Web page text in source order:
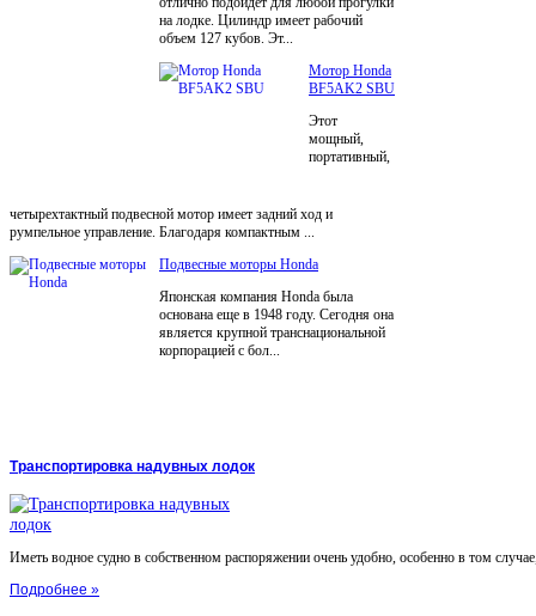
на лодке. Цилиндр имеет рабочий
объем 127 кубов. Эт...
Мотор Honda
BF5AK2 SBU
Этот
мощный,
портативный,
четырехтактный подвесной мотор имеет задний ход и
румпельное управление. Благодаря компактным ...
Подвесные моторы Honda
Японская компания Honda была
основана еще в 1948 году. Сегодня она
является крупной транснациональной
корпорацией с бол...
Транспортировка надувных лодок
Иметь водное судно в собственном распоряжении очень удобно, особенно в том
Подробнее »